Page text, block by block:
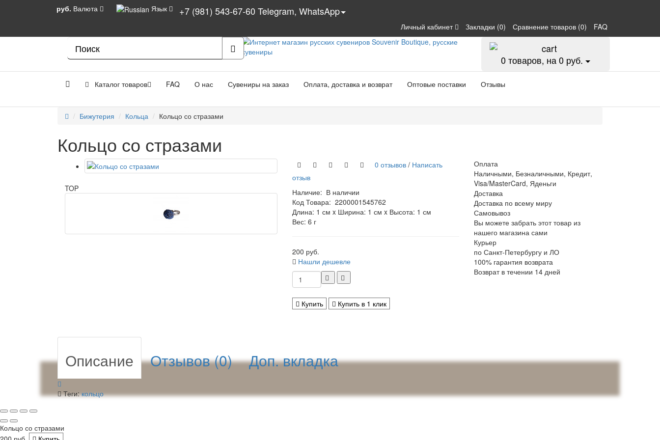
руб. Валюта Язык +7 (981) 543-67-60 Telegram, WhatsApp
Личный кабинет Закладки (0) Сравнение товаров (0) FAQ
0товаров, на 0 руб.
Каталог товаров FAQ О нас Сувениры на заказ Оплата, доставка и возврат Оптовые поставки Отзывы
Бижутерия Кольца Кольцо со стразами
Кольцо со стразами
TOP
0 отзывов / Написать
отзыв
Наличие: В наличии
Код Товара: 2200001545762
Длина: 1 см x Ширина: 1 см x Высота: 1 см
Вес: 6 г
200 руб.
Нашли дешевле
Купить Купить в 1 клик
Оплата
Наличными, Безналичными, Кредит,
Visa/MasterCard, Яденьги
Доставка
Доставка по всему миру
Самовывоз
Вы можете забрать этот товар из
нашего магазина сами
Курьер
по Санкт-Петербургу и ЛО
100% гарантия возврата
Возврат в течении 14 дней
Описание Отзывов (0) Доп. вкладка
Теги:кольцо
Кольцо со стразами